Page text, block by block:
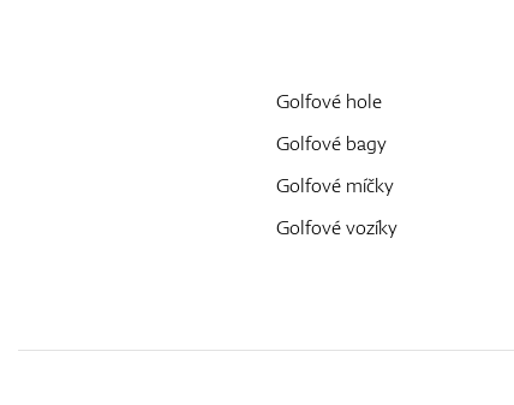
Golfové hole
Golfové bagy
Golfové míčky
Golfové vozíky